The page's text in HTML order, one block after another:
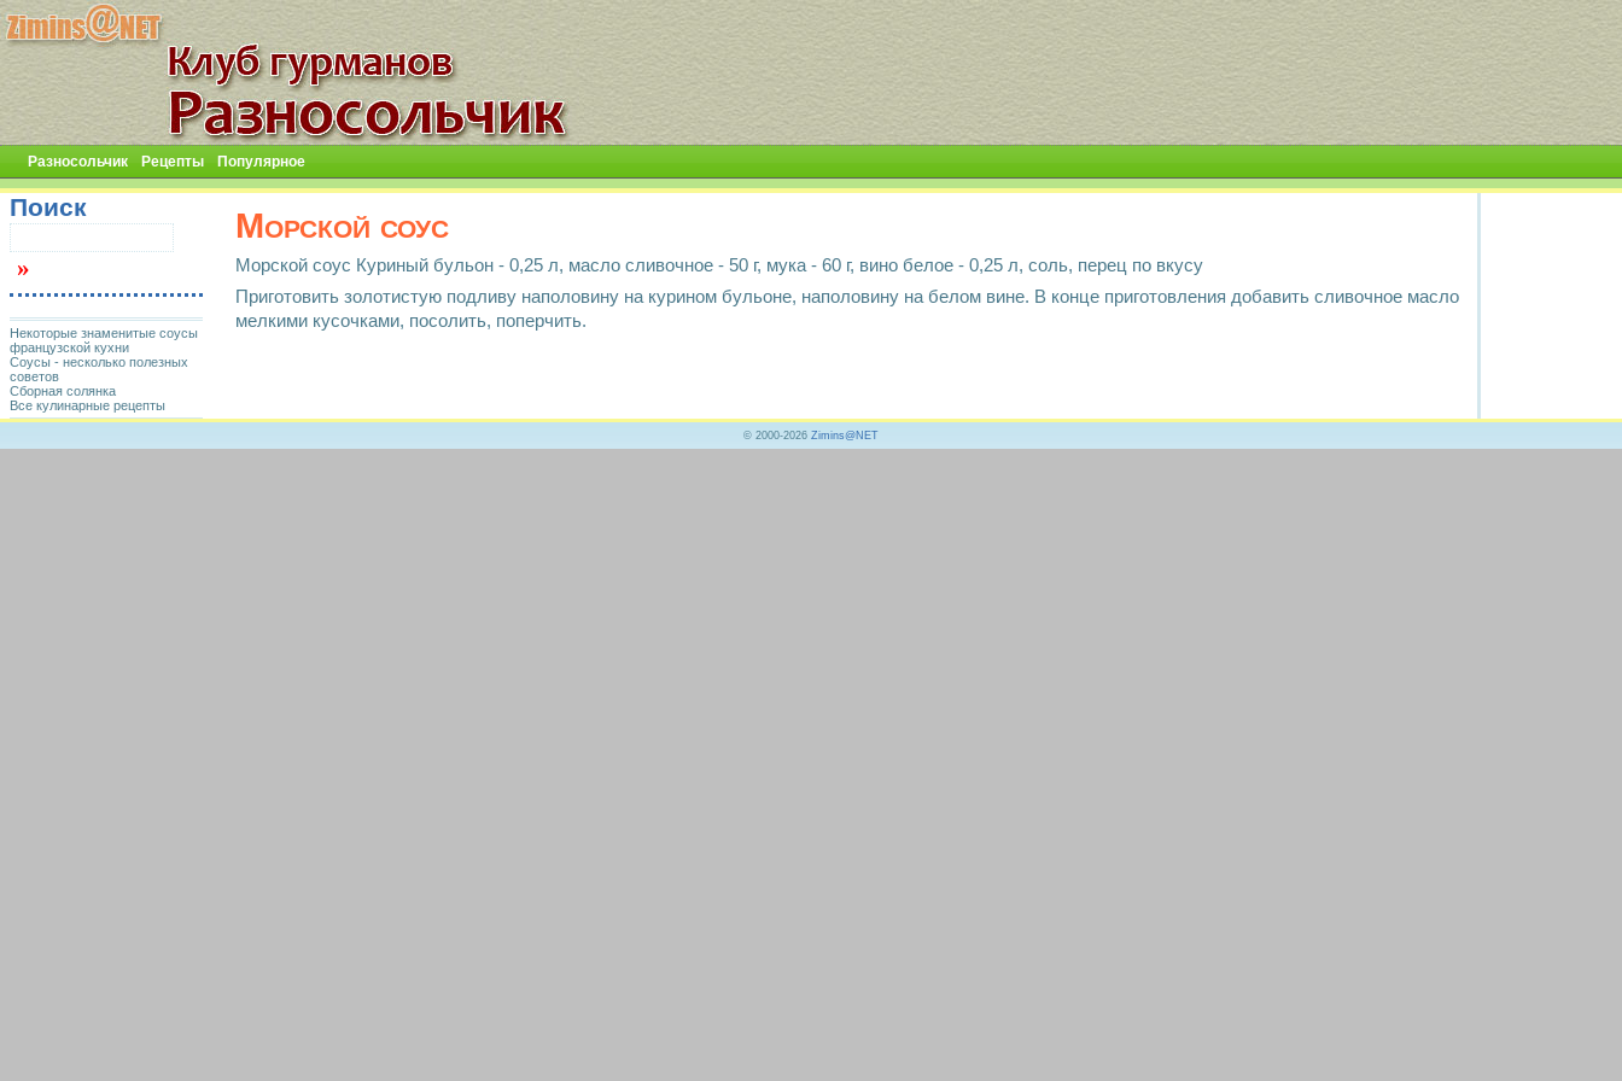
Разносольчик Рецепты Популярное
Морской соус
Морской соус Куриный бульон - 0,25 л, масло сливочное - 50 г, мука - 60 г, вино белое - 0,25 л, соль, перец по вкусу
Приготовить золотистую подливу наполовину на курином бульоне, наполовину на белом вине. В конце приготовления добавить сливочное масло
мелкими кусочками, посолить, поперчить.
Поиск
Некоторые знаменитые соусы
французской кухни
Соусы - несколько полезных
советов
Сборная солянка
Все кулинарные рецепты
© 2000-2026 Zimins@NET